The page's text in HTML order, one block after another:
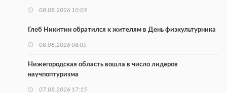
08.08.2026 10:05
Глеб Никитин обратился к жителям в День физкультурника
08.08.2026 06:05
Нижегородская область вошла в число лидеров
научпоптуризма
07.08.2026 17:15